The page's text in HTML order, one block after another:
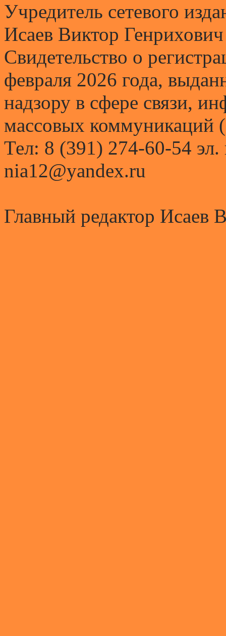
Учредитель сетевого
Исаев Виктор Генрихович
Свидетельство о
февраля 2026 года,
надзору в сфере связи,
массовых коммуникаций
Тел: 8 (391) 274-60-54 эл.
nia12@yandex.ru
Главный редактор Исаев